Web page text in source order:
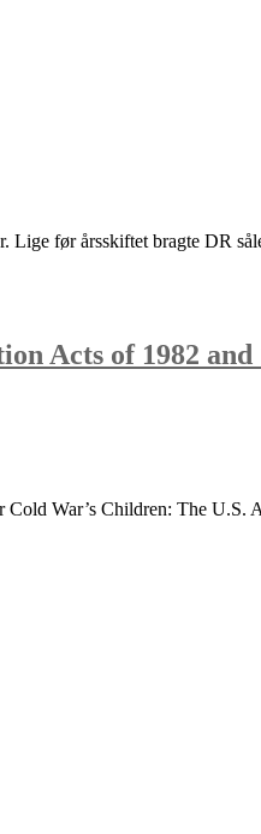
Lige før årsskiftet bragte DR
Acts of 1982 and
War’s Children: The U.S.